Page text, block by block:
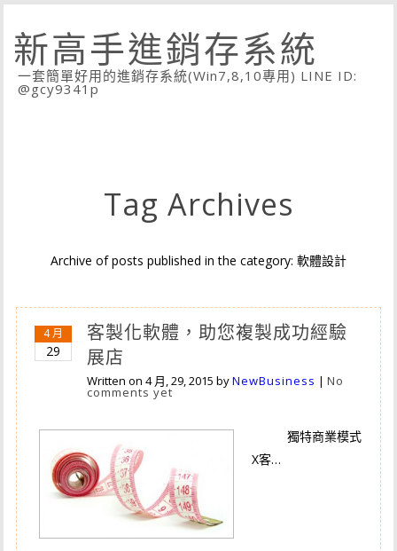
新高手進銷存系統
一套簡單好用的進銷存系統(Win7,8,10專用) LINE ID:
@gcy9341p
Tag Archives
Archive of posts published in the category: 軟體設計
4 月
29
客製化軟體，助您複製成功經驗
展店
Written on4 月, 29, 2015 byNewBusiness |No
comments yet
獨特商業模式
X客…